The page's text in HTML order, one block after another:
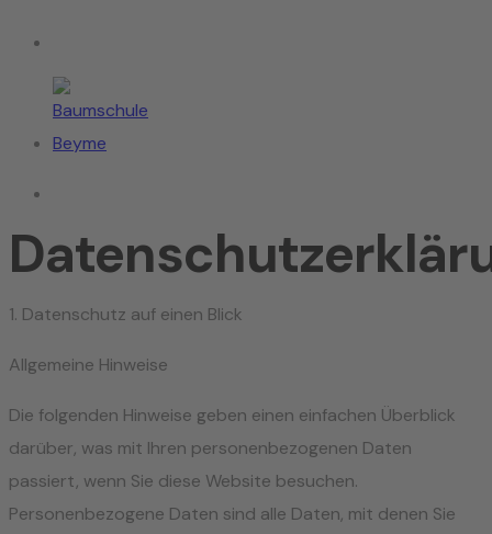
1. Datenschutz auf einen Blick
Allgemeine Hinweise
Die folgenden Hinweise geben einen einfachen Überblick
darüber, was mit Ihren personenbezogenen Daten
passiert, wenn Sie diese Website besuchen.
Personenbezogene Daten sind alle Daten, mit denen Sie